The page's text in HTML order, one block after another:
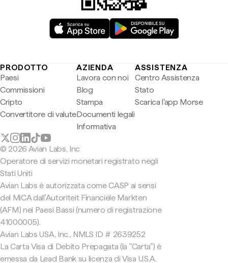
PRODOTTO
Paesi
Commissioni
Cripto
Convertitore di valute
AZIENDA
Lavora con noi
Blog
Stampa
Documenti legali
Informativa
ASSISTENZA
Centro Assistenza
Stato
Scarica l'app Morse
© 2026 Avian Labs, Inc
Operatore di servizi monetari registrato negli
Stati Uniti
Avian Labs è autorizzata come CASP ai sensi
del MiCA dall'Autoriteit Financiële Markten
(AFM) nei Paesi Bassi (numero di registrazione
41000005).
Avian Labs USA, Inc., NMLS ID # 2639252
La Carta Visa di Debito Prepagata (la "Carta") è
emessa da Lead Bank su licenza di Visa U.S.A.